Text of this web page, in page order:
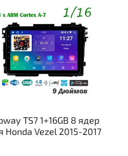
TS7 1+16GB 8 ядер
Honda Vezel 2015-2017